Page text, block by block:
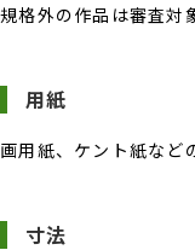
規格外の作品は審査対
用紙
画用紙、ケント紙など
寸法